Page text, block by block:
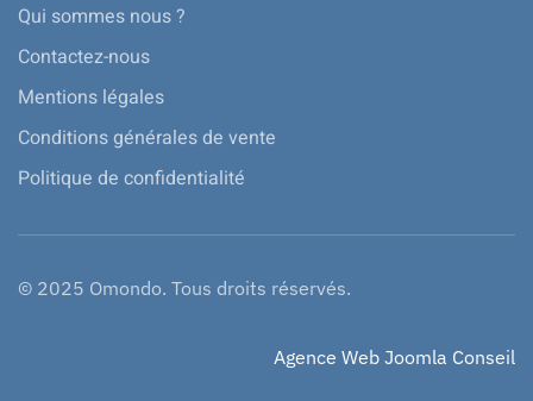
Qui sommes nous ?
Contactez-nous
Mentions légales
Conditions générales de vente
Politique de confidentialité
© 2025 Omondo. Tous droits réservés.
Agence Web Joomla Conseil